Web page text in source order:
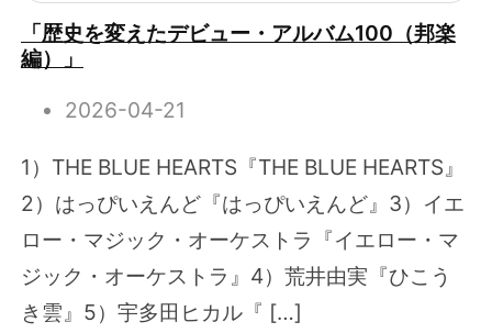
「歴史を変えたデビュー・アルバム100（邦楽
編）」
2026-04-21
1）THE BLUE HEARTS『THE BLUE HEARTS』
2）はっぴいえんど『はっぴいえんど』3）イエ
ロー・マジック・オーケストラ『イエロー・マ
ジック・オーケストラ』4）荒井由実『ひこう
き雲』5）宇多田ヒカル『 […]